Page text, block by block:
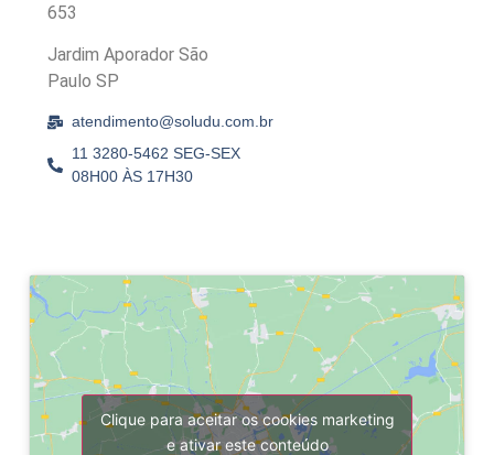
653
Jardim Aporador São
Paulo SP
atendimento@soludu.com.br
11 3280-5462 SEG-SEX
08H00 ÀS 17H30
Clique para aceitar os cookies marketing
e ativar este conteúdo